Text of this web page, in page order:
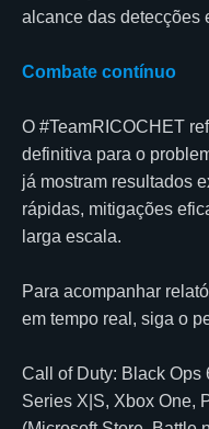
alcance das detecções
Combate contínuo
O #TeamRICOCHET
definitiva para o
já mostram resultados
rápidas, mitigações
larga escala.
Para acompanhar
em tempo real, siga o
Call of Duty: Black Ops
Series X|S, Xbox One,